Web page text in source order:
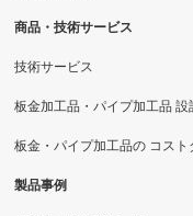
商品・技術サービス
技術サービス
板金加工品・パイプ加工品
板金・パイプ加工品の コス
製品事例